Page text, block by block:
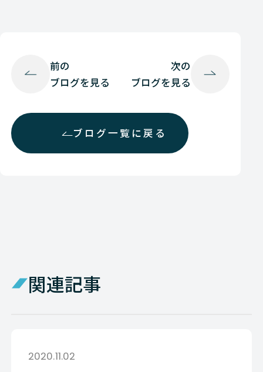
前の
ブログを見る
ブログ一覧に戻る
次の
ブログを見る
関連記事
2020.11.02